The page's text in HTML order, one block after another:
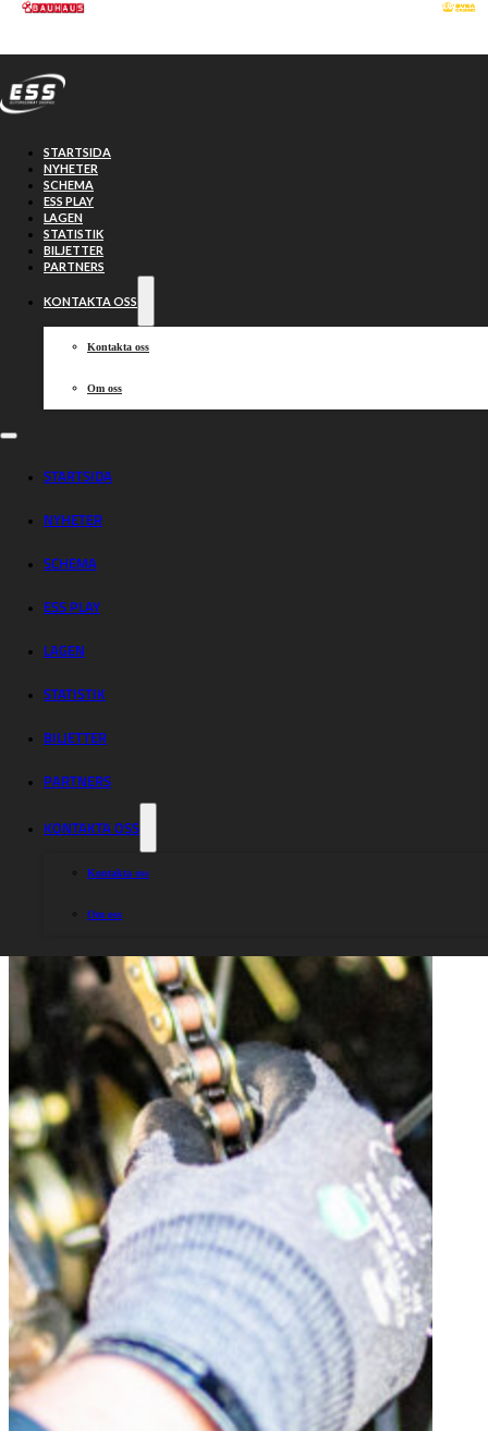
Hoppa till huvudinnehåll
STARTSIDA
NYHETER
SCHEMA
ESS PLAY
LAGEN
STATISTIK
BILJETTER
PARTNERS
KONTAKTA OSS
Kontakta oss
Om oss
STARTSIDA
NYHETER
SCHEMA
ESS PLAY
LAGEN
STATISTIK
BILJETTER
PARTNERS
KONTAKTA OSS
Kontakta oss
Om oss
Laguppställningar
för omgång 2